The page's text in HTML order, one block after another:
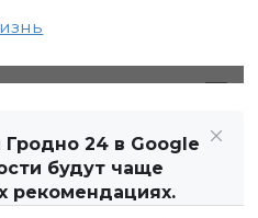
24 в Google
будут чаще
рекомендациях.